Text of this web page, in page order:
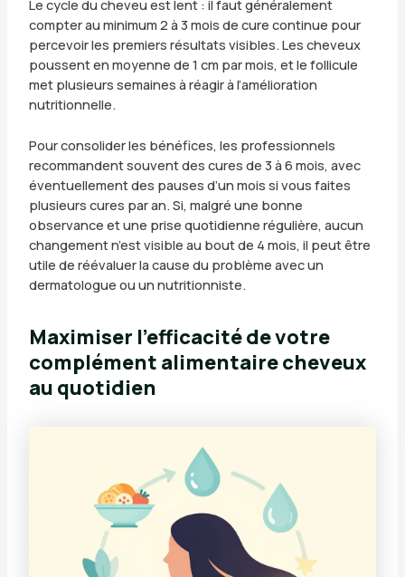
Le cycle du cheveu est lent : il faut généralement
compter au minimum 2 à 3 mois de cure continue pour
percevoir les premiers résultats visibles. Les cheveux
poussent en moyenne de 1 cm par mois, et le follicule
met plusieurs semaines à réagir à l’amélioration
nutritionnelle.
Pour consolider les bénéfices, les professionnels
recommandent souvent des cures de 3 à 6 mois, avec
éventuellement des pauses d’un mois si vous faites
plusieurs cures par an. Si, malgré une bonne
observance et une prise quotidienne régulière, aucun
changement n’est visible au bout de 4 mois, il peut être
utile de réévaluer la cause du problème avec un
dermatologue ou un nutritionniste.
Maximiser l’efficacité de votre
complément alimentaire cheveux
au quotidien